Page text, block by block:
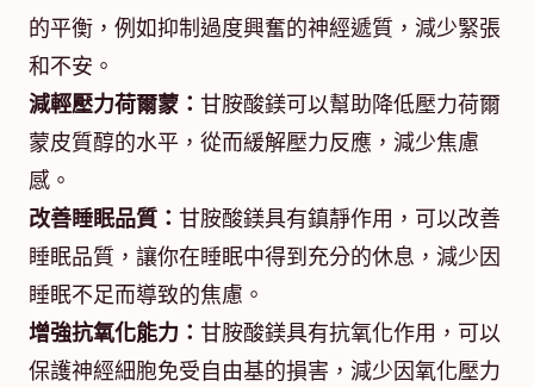
的平衡，例如抑制過度興奮的神經遞質，減少緊張
和不安。
減輕壓力荷爾蒙： 甘胺酸鎂可以幫助降低壓力荷爾
蒙皮質醇的水平，從而緩解壓力反應，減少焦慮
感。
改善睡眠品質： 甘胺酸鎂具有鎮靜作用，可以改善
睡眠品質，讓你在睡眠中得到充分的休息，減少因
睡眠不足而導致的焦慮。
增強抗氧化能力： 甘胺酸鎂具有抗氧化作用，可以
保護神經細胞免受自由基的損害，減少因氧化壓力